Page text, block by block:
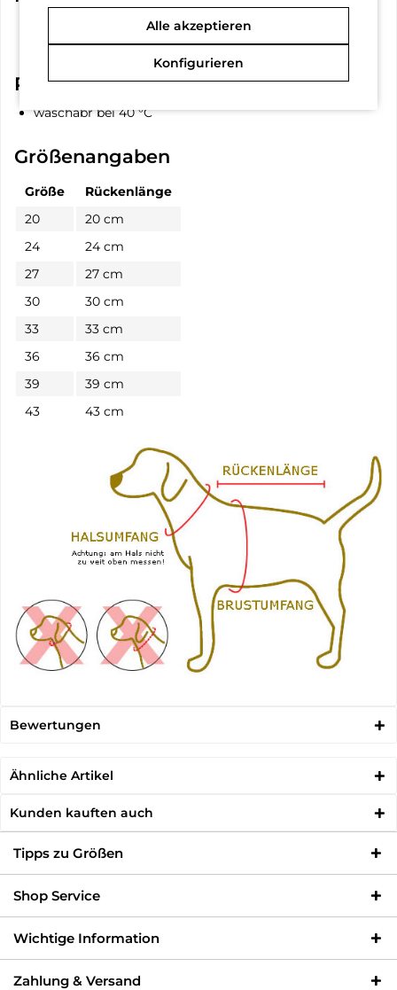
Außen: 100% Polyester
Innen: 65% Polyester, 35% Baumwolle
Pflegehinweise
waschabr bei 40 °C
Größenangaben
Größe
Rückenlänge
20
20 cm
24
24 cm
27
27 cm
30
30 cm
33
33 cm
36
36 cm
39
39 cm
43
43 cm
Bewertungen
Ähnliche Artikel
Kunden kauften auch
Tipps zu Größen
Shop Service
Wichtige Information
Zahlung & Versand
Alle akzeptieren
Konfigurieren